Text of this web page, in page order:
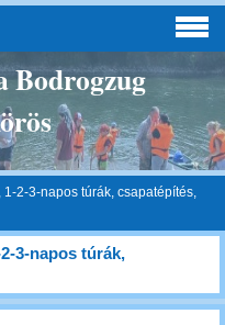
Bodrogzug
2-3-napos túrák, csapatépítés,
3-napos túrák,